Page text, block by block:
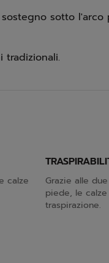
sotto
tradizionali.
calze
Grazie alle
piede, le
traspirazione.